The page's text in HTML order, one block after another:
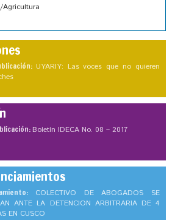
Agricultura
UYARIY: Las voces que no quieren
Boletín IDECA No. 08 – 2017
COLECTIVO DE ABOGADOS SE
ANTE LA DETENCION ARBITRARIA DE 4
EN CUSCO